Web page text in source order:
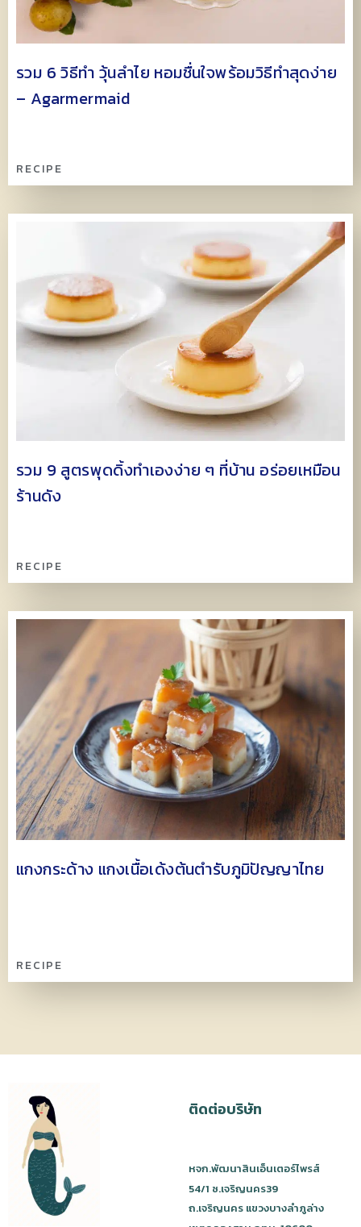
รวม 6 วิธีทำ วุ้นลำไย หอมชื่นใจพร้อมวิธีทำสุดง่าย
– Agarmermaid
RECIPE
รวม 9 สูตรพุดดิ้งทำเองง่าย ๆ ที่บ้าน อร่อยเหมือน
ร้านดัง
RECIPE
แกงกระด้าง แกงเนื้อเด้งต้นตำรับภูมิปัญญาไทย
RECIPE
ติดต่อบริษัท
หจก.พัฒนาสินเอ็นเตอร์ไพรส์
54/1 ซ.เจริญนคร39
ถ.เจริญนคร แขวงบางลำภูล่าง